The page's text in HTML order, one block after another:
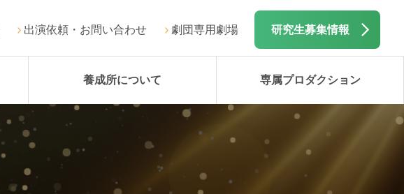
出演依頼・お問い合わせ 劇団専用劇場 研究生募集情報
養成所について 専属プロダクション